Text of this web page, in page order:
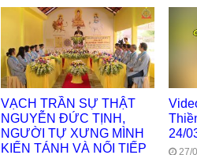
VẠCH TRẦN SỰ THẬT
NGUYỄN ĐỨC TỊNH,
NGƯỜI TỰ XƯNG MÌNH
KIẾN TÁNH VÀ NỐI TIẾP
24/
27/